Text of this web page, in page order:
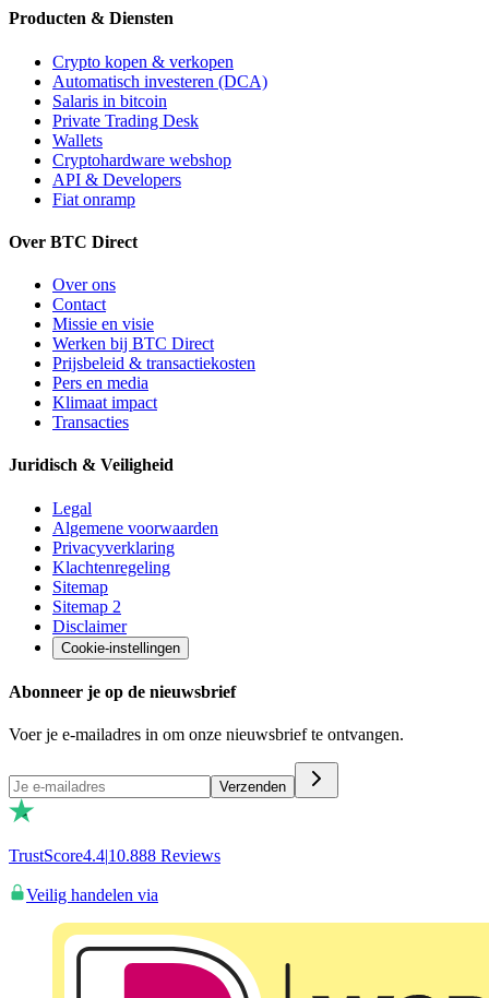
Producten & Diensten
Crypto kopen & verkopen
Automatisch investeren (DCA)
Salaris in bitcoin
Private Trading Desk
Wallets
Cryptohardware webshop
API & Developers
Fiat onramp
Over BTC Direct
Over ons
Contact
Missie en visie
Werken bij BTC Direct
Prijsbeleid & transactiekosten
Pers en media
Klimaat impact
Transacties
Juridisch & Veiligheid
Legal
Algemene voorwaarden
Privacyverklaring
Klachtenregeling
Sitemap
Sitemap 2
Disclaimer
Cookie-instellingen
Abonneer je op de nieuwsbrief
Voer je e-mailadres in om onze nieuwsbrief te ontvangen.
Verzenden
TrustScore4.4|10.888 Reviews
Veilig handelen via